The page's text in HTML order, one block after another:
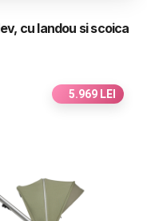
cu landou si scoica
5.969 LEI